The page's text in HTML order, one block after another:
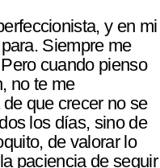
y en mi
Siempre me
cuando pienso
no te me
que crecer no se
los días, sino de
de valorar lo
paciencia de seguir